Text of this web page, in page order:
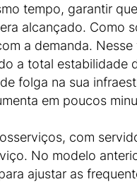
tempo, garantir
alcançado. Como
a demanda.
a total
folga na sua
em poucos
com
No modelo
ajustar as